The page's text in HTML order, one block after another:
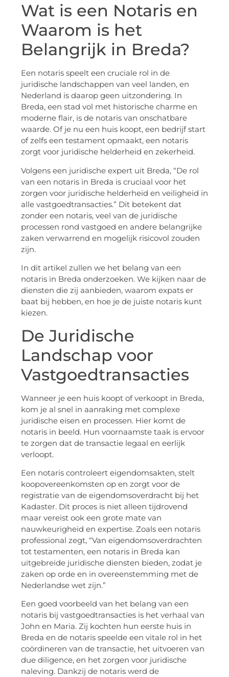
Wat is een Notaris en
Waarom is het
Belangrijk in Breda?
Een notaris speelt een cruciale rol in de
juridische landschappen van veel landen, en
Nederland is daarop geen uitzondering. In
Breda, een stad vol met historische charme en
moderne flair, is de notaris van onschatbare
waarde. Of je nu een huis koopt, een bedrijf start
of zelfs een testament opmaakt, een notaris
zorgt voor juridische helderheid en zekerheid.
Volgens een juridische expert uit Breda, “De rol
van een notaris in Breda is cruciaal voor het
zorgen voor juridische helderheid en veiligheid in
alle vastgoedtransacties.” Dit betekent dat
zonder een notaris, veel van de juridische
processen rond vastgoed en andere belangrijke
zaken verwarrend en mogelijk risicovol zouden
zijn.
In dit artikel zullen we het belang van een
notaris in Breda onderzoeken. We kijken naar de
diensten die zij aanbieden, waarom expats er
baat bij hebben, en hoe je de juiste notaris kunt
kiezen.
De Juridische
Landschap voor
Vastgoedtransacties
Wanneer je een huis koopt of verkoopt in Breda,
kom je al snel in aanraking met complexe
juridische eisen en processen. Hier komt de
notaris in beeld. Hun voornaamste taak is ervoor
te zorgen dat de transactie legaal en eerlijk
verloopt.
Een notaris controleert eigendomsakten, stelt
koopovereenkomsten op en zorgt voor de
registratie van de eigendomsoverdracht bij het
Kadaster. Dit proces is niet alleen tijdrovend
maar vereist ook een grote mate van
nauwkeurigheid en expertise. Zoals een notaris
professional zegt, “Van eigendomsoverdrachten
tot testamenten, een notaris in Breda kan
uitgebreide juridische diensten bieden, zodat je
zaken op orde en in overeenstemming met de
Nederlandse wet zijn.”
Een goed voorbeeld van het belang van een
notaris bij vastgoedtransacties is het verhaal van
John en Maria. Zij kochten hun eerste huis in
Breda en de notaris speelde een vitale rol in het
coördineren van de transactie, het uitvoeren van
due diligence, en het zorgen voor juridische
naleving. Dankzij de notaris werd de